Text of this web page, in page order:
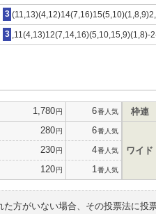
3
3 ,11(4,13)12(7,14,16)(5,10,15,9)(1,8)-
1,780円 6番人気
280円 6番人気
230円 4番人気
120円 1 番人気
枠連
ワイド
た方がいない場合、その投票法に投